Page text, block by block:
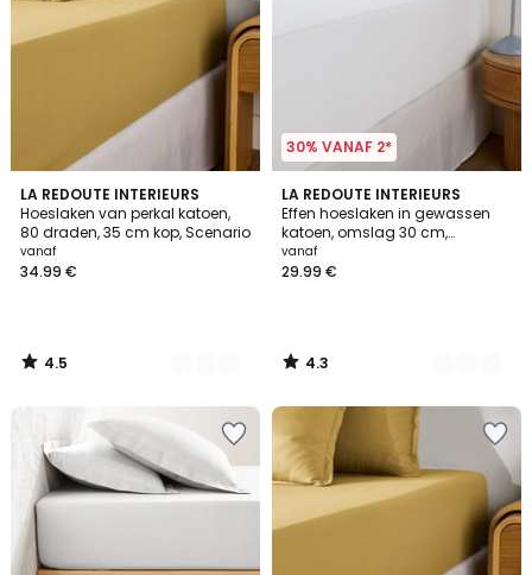
LA REDOUTE INTERIEURS
Hoeslaken van perkal katoen,
80 draden, 35 cm kop, Scenario
vanaf
34.99 €
4.5
/ 5
3
Kleuren
4.5
/
30% VANAF 2*
LA REDOUTE INTERIEURS
Effen hoeslaken in gewassen
katoen, omslag 30 cm,
Scenario
vanaf
29.99 €
4.3
/ 5
19
Kleuren
4.3
/